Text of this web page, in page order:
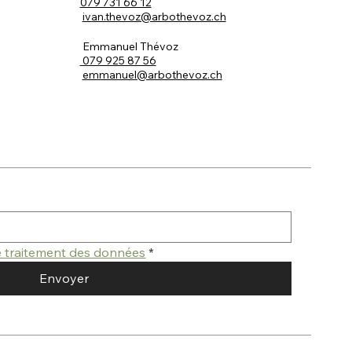
ivan.thevoz@arbothevoz.ch
Emmanuel Thévoz
079 925 87 56
emmanuel@arbothevoz.ch
des données *
Envoyer